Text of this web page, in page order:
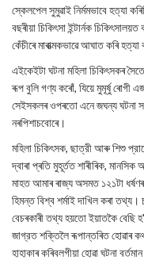
স্কেলপেল সুমুৱাই নির্মমভাবে হত্যা
বছৰীয়া চিকিৎসা ইন্টার্নক
কেঁচীৰে মাৰাত্মকভাৱে আঘাত কৰি হত্যা
এইকেইটা ঘটনা মহিলা চিকিৎসকৰ
ৰূপ বুলি গণ্য কৰোঁ, যিয়ে মুমূর্ষু ৰোগী
সেইসকলৰ ওপৰতো এনে জঘন্য ঘটনা
নৰপিশাচবোৰে।
মহিলা চিকিৎসক, ছাত্রী আৰু শিশু
দ্বাৰা প্ৰতি মুহূৰ্তত শাৰীৰিক,
মাহত আমাৰ ৰাজ্য অসমত ১২১টা
হিমন্ত বিশ্ব শর্মাই দাখিল কৰা
বেচৰকাৰী তথ্য হয়তো ইয়াতকৈ বেছি
জাগ্রত শক্তিলৈ ৰূপান্তৰিত হোৱাৰ
হাহাকাৰ কৰিবলগীয়া হোৱা ঘটনা